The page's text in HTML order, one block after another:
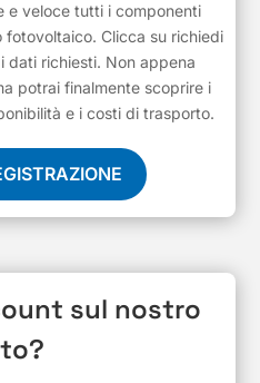
e veloce tutti i componenti
fotovoltaico. Clicca su richiedi
dati richiesti. Non appena
potrai finalmente scoprire i
e i costi di trasporto.
sul nostro